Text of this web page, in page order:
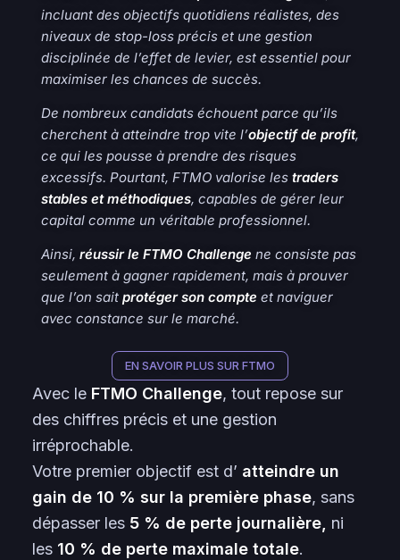
incluant des objectifs quotidiens réalistes, des
niveaux de stop-loss précis et une gestion
disciplinée de l’effet de levier, est essentiel pour
maximiser les chances de succès.
De nombreux candidats échouent parce qu’ils
cherchent à atteindre trop vite l’objectif de profit,
ce qui les pousse à prendre des risques
excessifs. Pourtant, FTMO valorise les traders
stables et méthodiques, capables de gérer leur
capital comme un véritable professionnel.
Ainsi, réussir le FTMO Challenge ne consiste pas
seulement à gagner rapidement, mais à prouver
que l’on sait protéger son compte et naviguer
avec constance sur le marché.
EN SAVOIR PLUS SUR FTMO
Avec le FTMO Challenge, tout repose sur
des chiffres précis et une gestion
irréprochable.
Votre premier objectif est d’ atteindre un
gain de 10 % sur la première phase, sans
dépasser les 5 % de perte journalière, ni
les 10 % de perte maximale totale.